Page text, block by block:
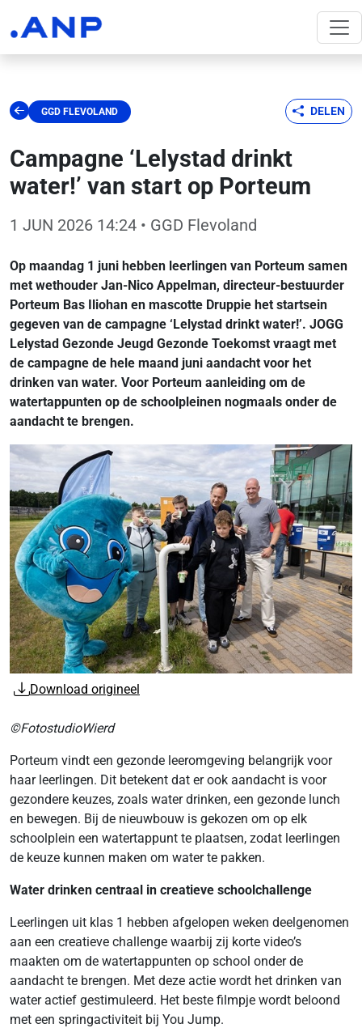
GGD FLEVOLAND DELEN
Campagne ‘Lelystad drinkt
water!’ van start op Porteum
1 JUN 2026 14:24 • GGD Flevoland
Op maandag 1 juni hebben leerlingen van Porteum samen
met wethouder Jan-Nico Appelman, directeur-bestuurder
Porteum Bas Iliohan en mascotte Druppie het startsein
gegeven van de campagne ‘Lelystad drinkt water!’. JOGG
Lelystad Gezonde Jeugd Gezonde Toekomst vraagt met
de campagne de hele maand juni aandacht voor het
drinken van water. Voor Porteum aanleiding om de
watertappunten op de schoolpleinen nogmaals onder de
aandacht te brengen.
Download origineel
©FotostudioWierd
Porteum vindt een gezonde leeromgeving belangrijk voor
haar leerlingen. Dit betekent dat er ook aandacht is voor
gezondere keuzes, zoals water drinken, een gezonde lunch
en bewegen. Bij de nieuwbouw is gekozen om op elk
schoolplein een watertappunt te plaatsen, zodat leerlingen
de keuze kunnen maken om water te pakken.
Water drinken centraal in creatieve schoolchallenge
Leerlingen uit klas 1 hebben afgelopen weken deelgenomen
aan een creatieve challenge waarbij zij korte video’s
maakten om de watertappunten op school onder de
aandacht te brengen. Met deze actie wordt het drinken van
water actief gestimuleerd. Het beste filmpje wordt beloond
met een springactiviteit bij You Jump.